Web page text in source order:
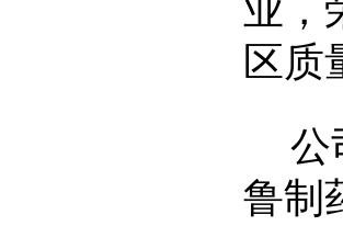
业，
区质
公
鲁制